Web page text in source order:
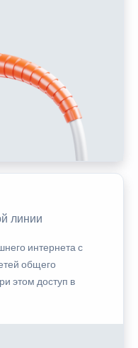
линии
интернета с
общего
этом доступ в